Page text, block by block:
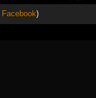
Facebook)